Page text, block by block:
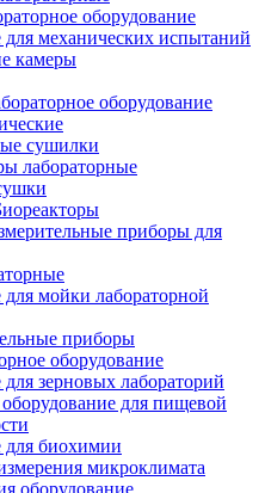
оборудование
механических испытаний
камеры
оборудование
сушилки
лабораторные
приборы для
мойки лабораторной
приборы
оборудование
зерновых лабораторий
для пищевой
для биохимии
микроклимата
оборудование